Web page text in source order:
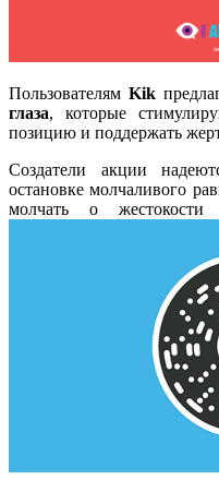
Пользователям Kik
глаза, которые
позицию и поддержать
Создатели акции
остановке молчаливого
молчать о